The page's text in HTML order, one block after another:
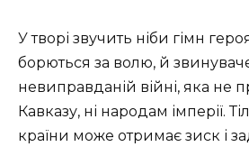
У творі звучить ніби гімн
борються за волю, й
невиправданій війні, яка не
Кавказу, ні народам імперії.
країни може отримає зиск і